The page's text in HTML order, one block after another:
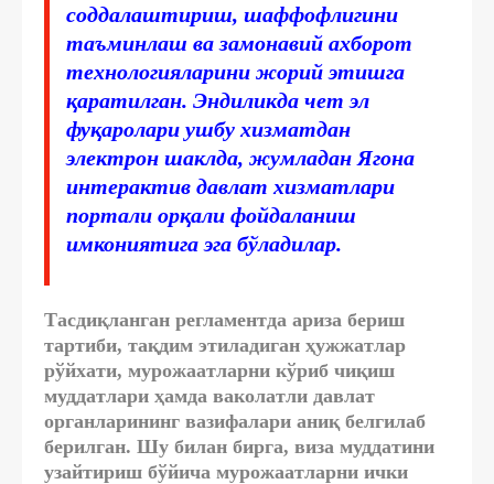
соддалаштириш, шаффофлигини
таъминлаш ва замонавий ахборот
технологияларини жорий этишга
қаратилган. Эндиликда чет эл
фуқаролари ушбу хизматдан
электрон шаклда, жумладан Ягона
интерактив давлат хизматлари
портали орқали фойдаланиш
имкониятига эга бўладилар.
Тасдиқланган регламентда ариза бериш
тартиби, тақдим этиладиган ҳужжатлар
рўйхати, мурожаатларни кўриб чиқиш
муддатлари ҳамда ваколатли давлат
органларининг вазифалари аниқ белгилаб
берилган. Шу билан бирга, виза муддатини
узайтириш бўйича мурожаатларни ички